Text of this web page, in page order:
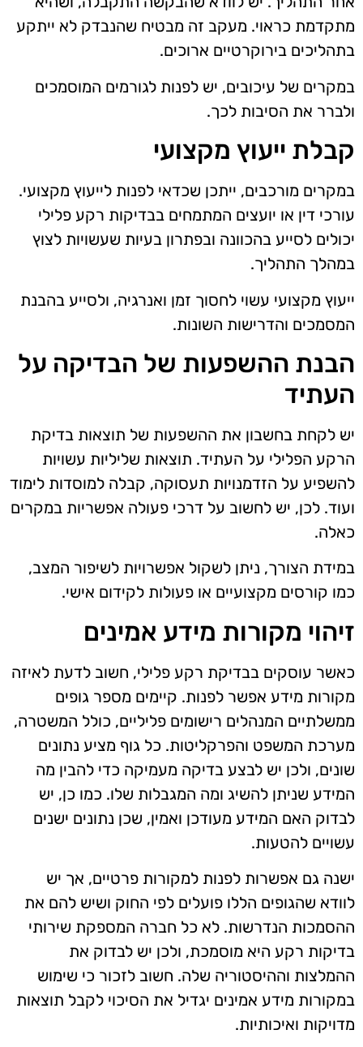
מתקדמת כראוי. מעקב זה מבטיח שהנבדק לא ייתקע
בתהליכים בירוקרטיים ארוכים.
במקרים של עיכובים, יש לפנות לגורמים המוסמכים
ולברר את הסיבות לכך.
קבלת ייעוץ מקצועי
במקרים מורכבים, ייתכן שכדאי לפנות לייעוץ מקצועי.
עורכי דין או יועצים המתמחים בבדיקות רקע פלילי
יכולים לסייע בהכוונה ובפתרון בעיות שעשויות לצוץ
במהלך התהליך.
ייעוץ מקצועי עשוי לחסוך זמן ואנרגיה, ולסייע בהבנת
המסמכים והדרישות השונות.
הבנת ההשפעות של הבדיקה על
העתיד
יש לקחת בחשבון את ההשפעות של תוצאות בדיקת
הרקע הפלילי על העתיד. תוצאות שליליות עשויות
להשפיע על הזדמנויות תעסוקה, קבלה למוסדות לימוד
ועוד. לכן, יש לחשוב על דרכי פעולה אפשריות במקרים
כאלה.
במידת הצורך, ניתן לשקול אפשרויות לשיפור המצב,
כמו קורסים מקצועיים או פעולות לקידום אישי.
זיהוי מקורות מידע אמינים
כאשר עוסקים בבדיקת רקע פלילי, חשוב לדעת לאיזה
מקורות מידע אפשר לפנות. קיימים מספר גופים
ממשלתיים המנהלים רישומים פליליים, כולל המשטרה,
מערכת המשפט והפרקליטות. כל גוף מציע נתונים
שונים, ולכן יש לבצע בדיקה מעמיקה כדי להבין מה
המידע שניתן להשיג ומה המגבלות שלו. כמו כן, יש
לבדוק האם המידע מעודכן ואמין, שכן נתונים ישנים
עשויים להטעות.
ישנה גם אפשרות לפנות למקורות פרטיים, אך יש
לוודא שהגופים הללו פועלים לפי החוק ושיש להם את
ההסמכות הנדרשות. לא כל חברה המספקת שירותי
בדיקות רקע היא מוסמכת, ולכן יש לבדוק את
ההמלצות וההיסטוריה שלה. חשוב לזכור כי שימוש
במקורות מידע אמינים יגדיל את הסיכוי לקבל תוצאות
מדויקות ואיכותיות.